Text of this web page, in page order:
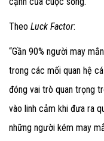
Theo Luck Factor:
“Gần 90% người may
trong các mối quan hệ
đóng vai trò quan trọng
vào linh cảm khi đưa ra
những người kém may